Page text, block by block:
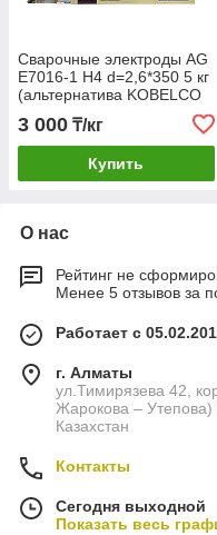
Сварочные электроды AG
E7016-1 H4 d=2,6*350 5 кг
(альтернатива KOBELCO
LB-52U)
3 000 ₸/кг
Купить
О нас
Рейтинг не
Менее 5 отзывов за
Работает с
г. Алматы
ул.Тимирязева 42,
Жарокова –
Казахстан
Контакты
Сегодня выходной
Показать весь